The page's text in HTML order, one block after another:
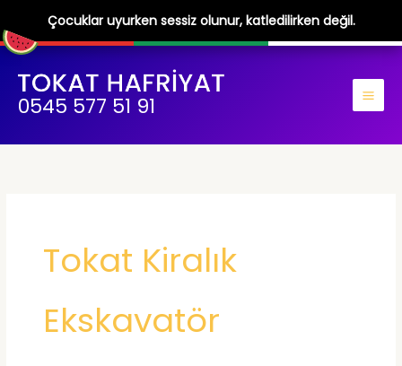
Çocuklar uyurken sessiz olunur, katledilirken değil.
İçeriğe
atla
0545 577 51 91
Tokat Kiralık
Ekskavatör